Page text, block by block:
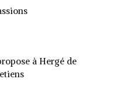
à Hergé de